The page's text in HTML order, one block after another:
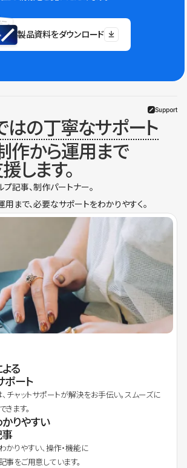
製品資料をダウンロード
Support
はの丁寧なサポート
作から運用まで
します。
プ記事、制作パートナー。
まで、必要なサポートをわかりやすく。
る
ポート
、チャットサポートが解決をお手伝い。スムーズに
ます。
りやすい
事
かりやすい、操作・機能に
事をご用意しています。